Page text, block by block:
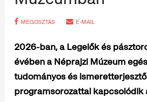
MEGOSZTÁS E-MAIL
2026-ban, a Legelők és
évében a Néprajzi Múzeum
tudományos és ismeretterjesztő
programsorozattal kapcsolódik